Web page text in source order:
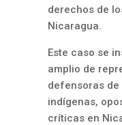
derechos de
Nicaragua.
Este caso se
amplio de
defensoras
indígenas,
críticas en